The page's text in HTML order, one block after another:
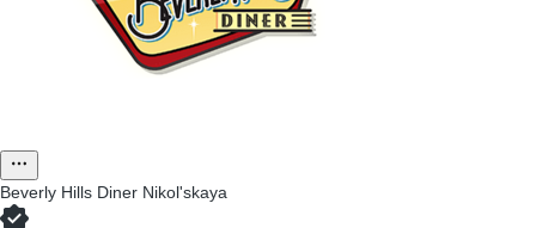
Beverly Hills Diner Nikol'skaya